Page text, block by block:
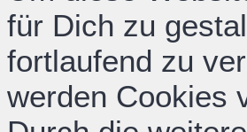
für Dich zu
fortlaufend zu
werden Cookies